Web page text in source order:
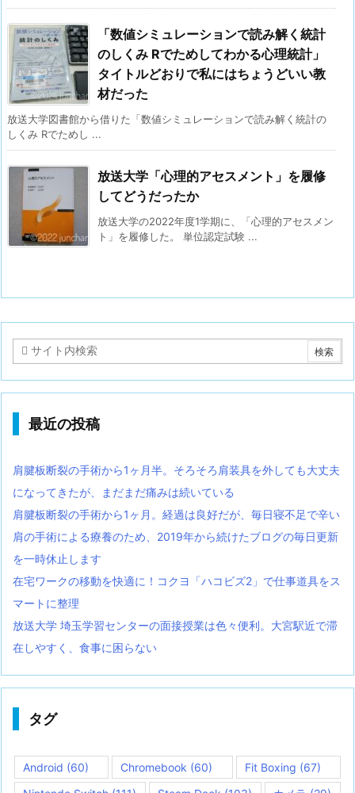
「数値シミュレーションで読み解く統計
のしくみ Rでためしてわかる心理統計」
タイトルどおりで私にはちょうどいい教
材だった
放送大学図書館から借りた「数値シミュレーションで読み解く統計の
しくみ Rでためし ...
放送大学「心理的アセスメント」を履修
してどうだったか
放送大学の2022年度1学期に、「心理的アセスメン
ト」を履修した。 単位認定試験 ...
最近の投稿
肩腱板断裂の手術から1ヶ月半。そろそろ肩装具を外しても大丈夫
になってきたが、まだまだ痛みは続いている
肩腱板断裂の手術から1ヶ月。経過は良好だが、毎日寝不足で辛い
肩の手術による療養のため、2019年から続けたブログの毎日更新
を一時休止します
在宅ワークの移動を快適に！コクヨ「ハコビズ2」で仕事道具をス
マートに整理
放送大学 埼玉学習センターの面接授業は色々便利。大宮駅近で滞
在しやすく、食事に困らない
タグ
Android (60) Chromebook (60) Fit Boxing (67)